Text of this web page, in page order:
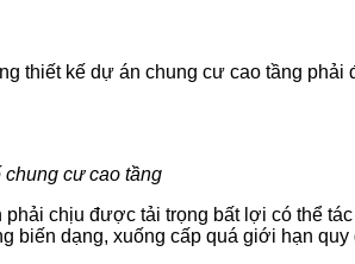
thiết kế dự án chung cư cao tầng
chung cư cao tầng
chịu được tải trọng bất lợi có thể
dạng, xuống cấp quá giới hạn